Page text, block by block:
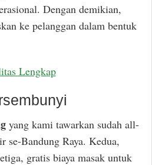
Dengan demikian,
ke pelanggan dalam bentuk
Lengkap
yang kami tawarkan sudah all-
se-Bandung Raya. Kedua,
gratis biaya masak untuk